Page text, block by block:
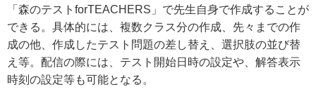
「森のテストforTEACHERS」で先生自身で作成することが
できる。具体的には、複数クラス分の作成、先々までの作
成の他、作成したテスト問題の差し替え、選択肢の並び替
え等。配信の際には、テスト開始日時の設定や、解答表示
時刻の設定等も可能となる。